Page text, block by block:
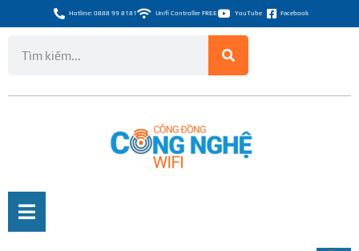
Hotline: 0888 99 8181 Unifi Controller FREE YouTube Facebook